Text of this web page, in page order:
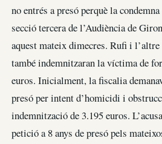
no entrés a presó perquè la
secció tercera de l’Audiència de
aquest mateix dimecres. Rufi i
també indemnitzaran la víctima de
euros. Inicialment, la fiscalia
presó per intent d’homicidi i
indemnització de 3.195 euros.
petició a 8 anys de presó pels